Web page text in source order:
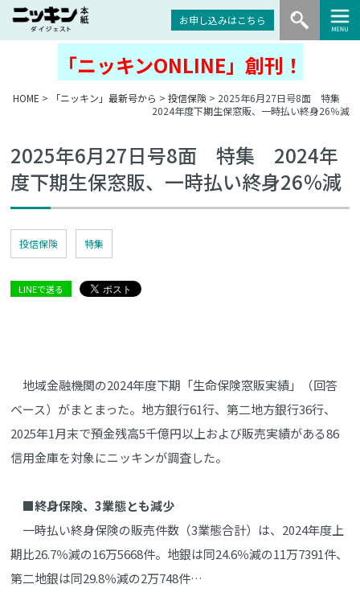
お申し込みはこちら
「ニッキンONLINE」創刊！
HOME > 「ニッキン」最新号から > 投信保険> 2025年6月27日号8面 特集
2024年度下期生保窓販、一時払い終身26％減
2025年6月27日号8面 特集 2024年
度下期生保窓販、一時払い終身26％減
投信保険 特集
LINEで送る
地域金融機関の2024年度下期「生命保険窓販実績」（回答
ベース）がまとまった。地方銀行61行、第二地方銀行36行、
2025年1月末で預金残高5千億円以上および販売実績がある86
信用金庫を対象にニッキンが調査した。
■終身保険、3業態とも減少
一時払い終身保険の販売件数（3業態合計）は、2024年度上
期比26.7％減の16万5668件。地銀は同24.6％減の11万7391件、
第二地銀は同29.8％減の2万748件…